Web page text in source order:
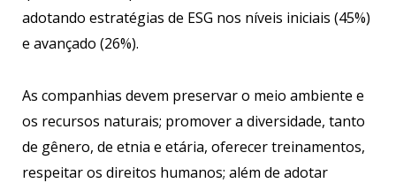
adotando estratégias de ESG nos níveis iniciais (45%)
e avançado (26%).
As companhias devem preservar o meio ambiente e
os recursos naturais; promover a diversidade, tanto
de gênero, de etnia e etária, oferecer treinamentos,
respeitar os direitos humanos; além de adotar